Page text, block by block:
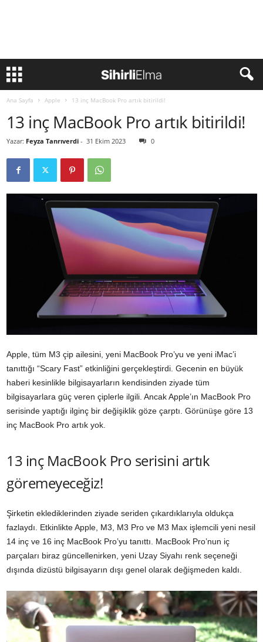
Ana Sayfa Apple 13 inç MacBook Pro artık bitirildi!
13 inç MacBook Pro artık bitirildi!
Yazar: Feyza Tanrıverdi - 31 Ekim 2023 0
Apple, tüm M3 çip ailesini, yeni MacBook Pro’yu ve yeni iMac’i
tanıttığı “Scary Fast” etkinliğini gerçekleştirdi. Gecenin en büyük
haberi kesinlikle bilgisayarların kendisinden ziyade tüm
bilgisayarlara güç veren çiplerle ilgili. Ancak Apple’ın MacBook Pro
serisinde yaptığı ilginç bir değişiklik göze çarptı. Görünüşe göre 13
inç MacBook Pro artık yok.
13 inç MacBook Pro serisini artık
göremeyeceğiz!
Şirketin eklediklerinden ziyade seriden çıkardıklarıyla oldukça
fazlaydı. Etkinlikte Apple, M3, M3 Pro ve M3 Max işlemcili yeni nesil
14 inç ve 16 inç MacBook Pro’yu tanıttı. MacBook Pro’nun iç
parçaları biraz güncellenirken, yeni Uzay Siyahı renk seçeneği
dışında dizüstü bilgisayarın dışı genel olarak değişmeden kaldı.